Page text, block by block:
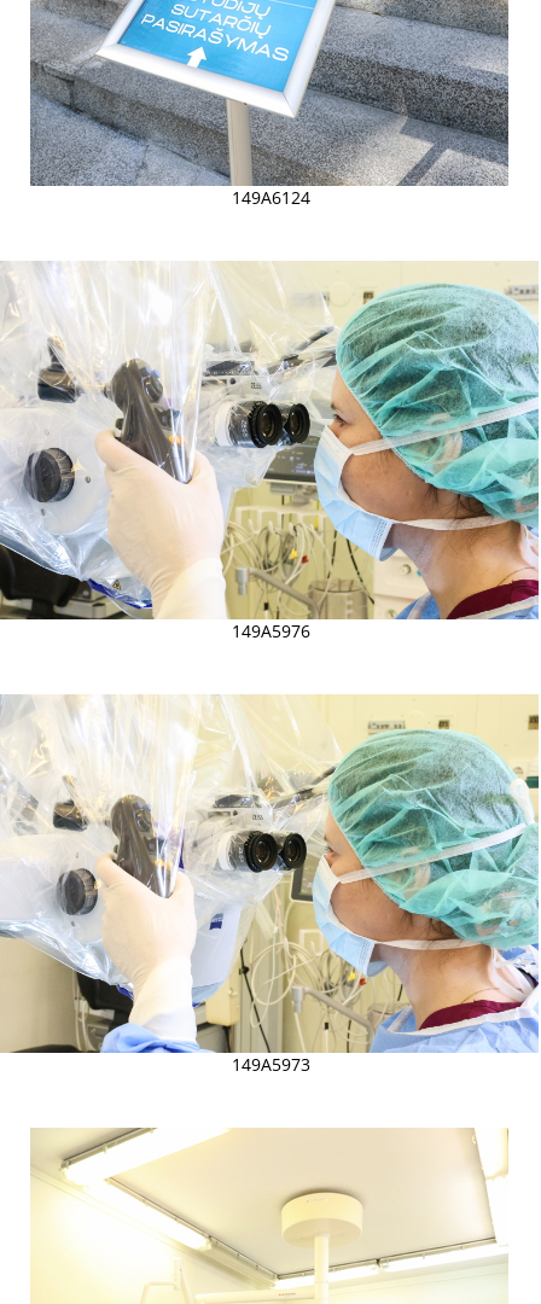
149A6124
149A5976
149A5973